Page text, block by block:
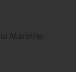
Marinho